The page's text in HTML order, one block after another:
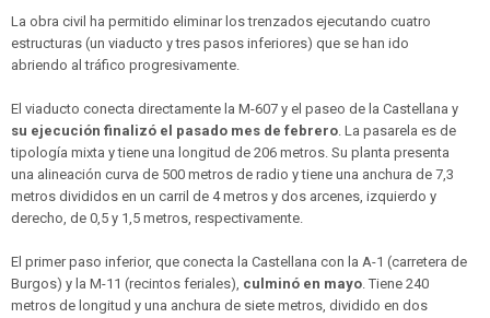
La obra civil ha permitido eliminar los trenzados ejecutando cuatro
estructuras (un viaducto y tres pasos inferiores) que se han ido
abriendo al tráfico progresivamente.
El viaducto conecta directamente la M-607 y el paseo de la Castellana y
su ejecución finalizó el pasado mes de febrero. La pasarela es de
tipología mixta y tiene una longitud de 206 metros. Su planta presenta
una alineación curva de 500 metros de radio y tiene una anchura de 7,3
metros divididos en un carril de 4 metros y dos arcenes, izquierdo y
derecho, de 0,5 y 1,5 metros, respectivamente.
El primer paso inferior, que conecta la Castellana con la A-1 (carretera de
Burgos) y la M-11 (recintos feriales), culminó en mayo. Tiene 240
metros de longitud y una anchura de siete metros, dividido en dos